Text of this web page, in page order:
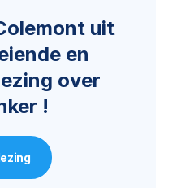
uit
en
over
!